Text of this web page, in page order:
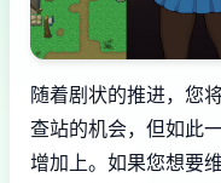
随着剧状的推进，您
查站的机会，但如此
增加上。如果您想要